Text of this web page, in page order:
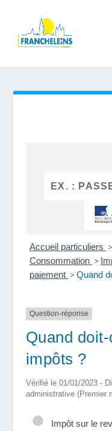
Accueil particuliers >
Consommation >
paiement > Quand
Question-réponse
Quand
impôts ?
Vérifié le 01/01/2023 -
administrative (Premier
Impôt sur le